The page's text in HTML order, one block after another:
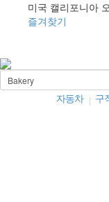
미국 캘리포니아
즐겨찾기
자동차 | 구